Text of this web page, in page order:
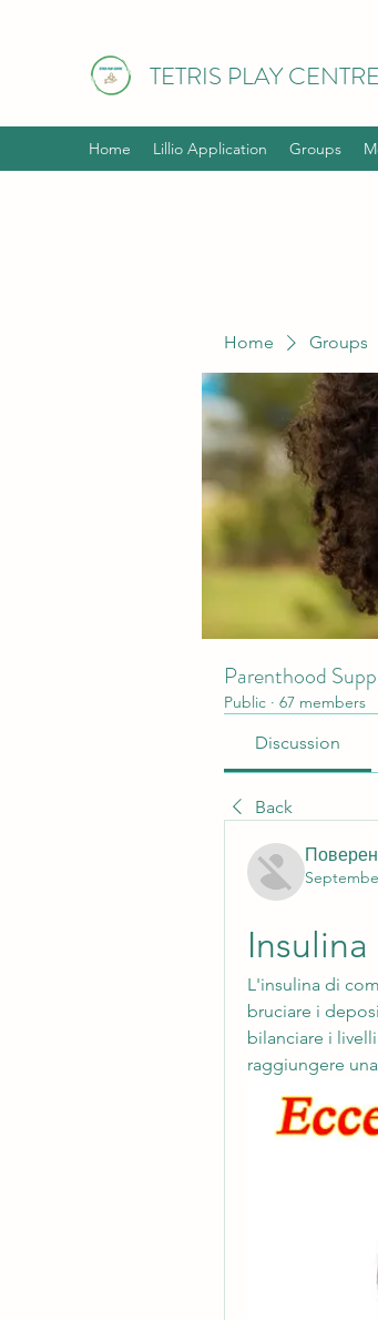
TETRIS PLAY CENTRE
Home Lillio Application Groups
Home Groups
Parenthood
Public · 67 members
Discussion
Back
L'insulina di
bruciare i
bilanciare i
raggiungere